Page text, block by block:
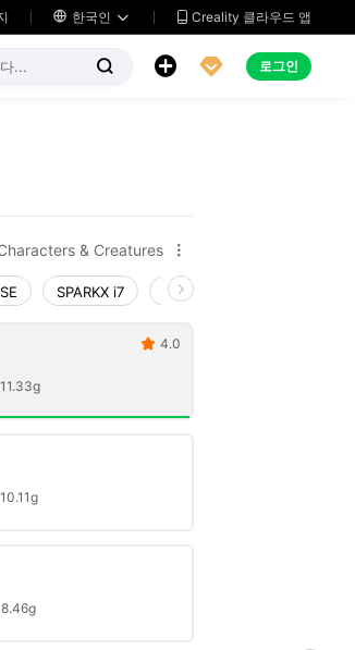
 한국인   Creality 클라우드 앱
   로그인
& Creatures 
SPARKX i7 Creality Hi
11.33g
 4.0
10.11g
8.46g